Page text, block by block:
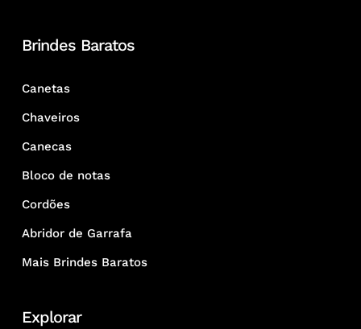
Brindes Baratos
Canetas
Chaveiros
Canecas
Bloco de notas
Cordões
Abridor de Garrafa
Mais Brindes Baratos
Explorar